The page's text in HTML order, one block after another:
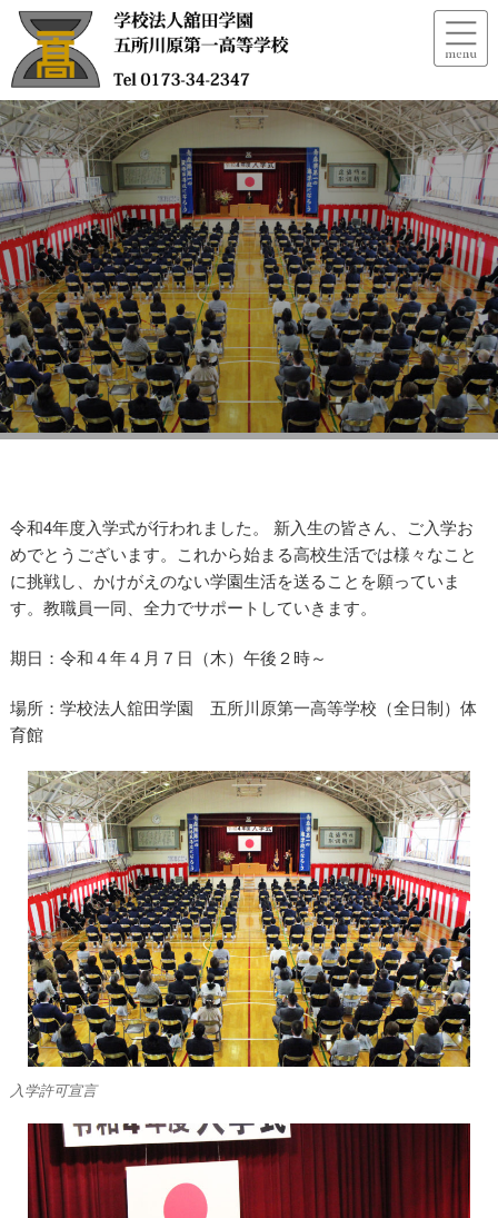
令和4年度 入学式
令和4年度入学式が行われました。 新入生の皆さん、ご入学お
めでとうございます。これから始まる高校生活では様々なこと
に挑戦し、かけがえのない学園生活を送ることを願っていま
す。教職員一同、全力でサポートしていきます。
期日：令和４年４月７日（木）午後２時～
場所：学校法人舘田学園 五所川原第一高等学校（全日制）体
育館
入学許可宣言